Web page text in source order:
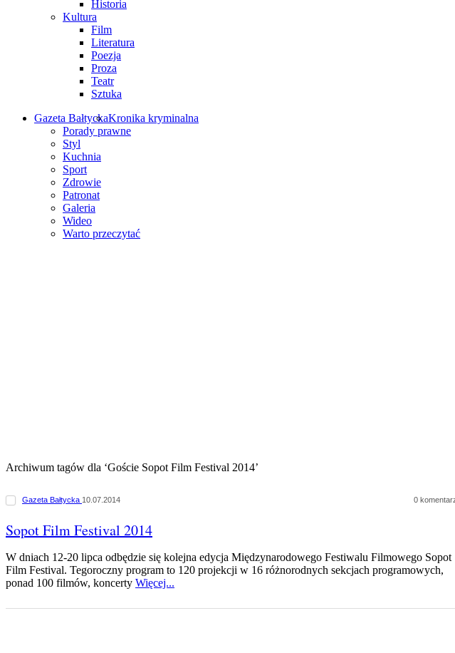
Historia
Kultura
Film
Literatura
Poezja
Proza
Teatr
Sztuka
Gazeta BałtyckaKronika kryminalna
Porady prawne
Styl
Kuchnia
Sport
Zdrowie
Patronat
Galeria
Wideo
Warto przeczytać
Archiwum tagów dla ‘Goście Sopot Film Festival 2014’
Gazeta Bałtycka 10.07.2014 0
Sopot Film Festival 2014
W dniach 12-20 lipca odbędzie się kolejna edycja Międzynarodowego Festiwalu Filmowego Sopot
Film Festival. Tegoroczny program to 120 projekcji w 16 różnorodnych sekcjach programowych,
ponad 100 filmów, koncerty Więcej...